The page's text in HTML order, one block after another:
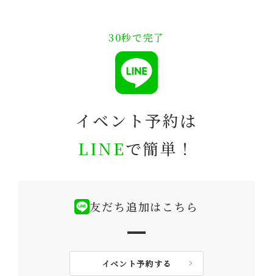
30秒で完了
イベント予約は
LINEで簡単！
友だち追加はこちら
イベント予約する